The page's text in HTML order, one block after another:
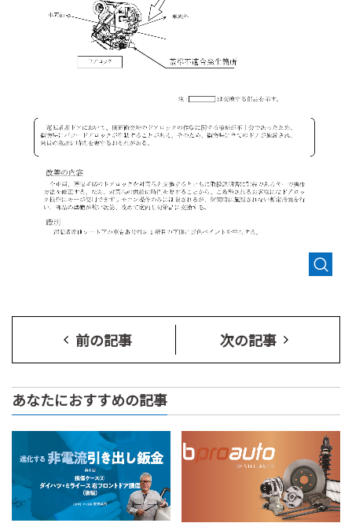
前の記事 次の記事
あなたにおすすめの記事